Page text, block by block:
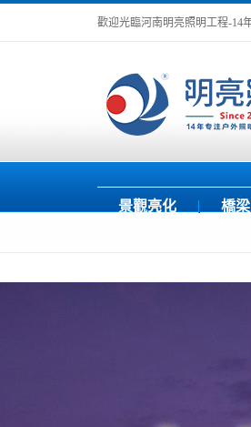
歡迎光臨河南明亮照明工程-
景觀亮化 橋